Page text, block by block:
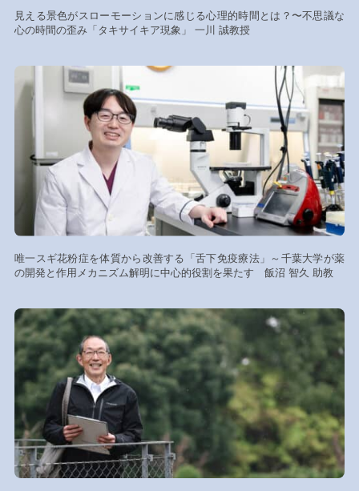
見える景色がスローモーションに感じる心理的時間とは？〜不思議な
心の時間の歪み「タキサイキア現象」 一川 誠教授
唯一スギ花粉症を体質から改善する「舌下免疫療法」～千葉大学が薬
の開発と作用メカニズム解明に中心的役割を果たす 飯沼 智久 助教